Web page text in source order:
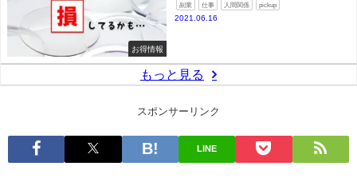
お得情報
副業 仕事 人間関係 pickup
2021.06.16
もっと見る
スポンサーリンク
LINE